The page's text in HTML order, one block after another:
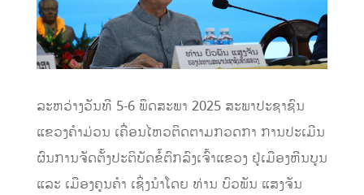
ລະຫວ່າງວັນທີ 5-6 ພຶດສະພາ 2025 ສະພາປະຊາຊົນ
ແຂວງຄຳມ່ວນ ເຄື່ອນໄຫວຕິດຕາມກວດກາ ການປະເມີນ
ຜົນການຈັດຕັ້ງປະຕິບັດຂໍ້ຕົກລົງເຈົ້າແຂວງ ຢູ່ເມືອງຫີນບູນ
ແລະ ເມືອງຄູນຄຳ ເຊິ່ງນຳໂດຍ ທ່ານ ບົວພັນ ແສງຈັນ